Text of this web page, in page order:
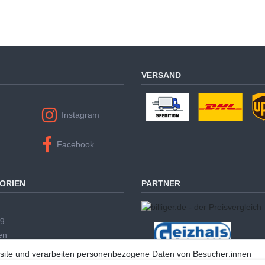
und verarbeiten personenbezogene Daten von Besucher:innen
Instagram
Facebook
VERSAND
PARTNER
und verarbeiten personenbezogene Daten von Besucher:innen